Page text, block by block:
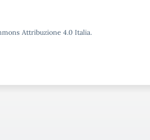
Attribuzione 4.0 Italia.